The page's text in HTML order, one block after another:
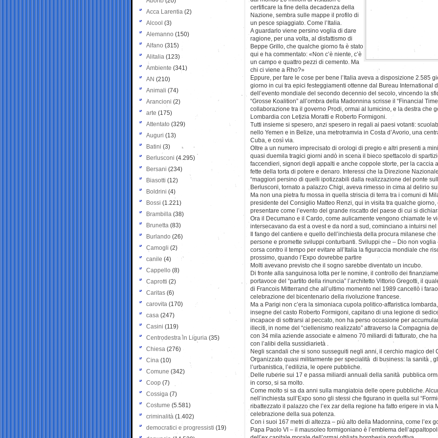
certificare la fine della decadenza della
Nazione, sembra sulle mappe il profilo di
un pesce spiaggiato. Come l’Italia.
A guardarlo viene persino voglia di dare
ragione, per una volta, al disfattismo di
Beppe Grillo, che qualche giorno fa è stato
qui e ha commentato: «Non c’è niente, c’è
un campo e quattro pezzi di cemento. Ma
chi ci viene a Rho?»
Eppure, per fare le cose per bene l’Italia aveva a disposizione 2.585
giorno in cui tra epici festeggiamenti ottenne dal Bureau International
dell’evento mondiale del secondo decennio del secolo, vincendo la
“Grosse Koalition” all’ombra della Madonnina scrisse il “Financial
collaborazione tra il governo Prodi, ormai al lumicino, e la destra che
Lombardia con Letizia Moratti e Roberto Formigoni.
Tutti insieme si spesero, anzi spesero in regali ai paesi votanti:
nello Yemen e in Belize, una metrotramvia in Costa d’Avorio, una
Cuba, e così via.
Oltre a un numero imprecisato di orologi di pregio e altri presenti a
quasi duemila tragici giorni andò in scena il bieco spettacolo di
faccendieri, signori degli appalti e anche coppole storte, per la caccia
fette della torta di potere e denaro. Interessi che la Direzione
“maggiori persino di quelli ipotizzabili dalla realizzazione del ponte
Berlusconi, tornato a palazzo Chigi, aveva rimesso in cima al delirio
Ma non una pietra fu mossa in quella striscia di terra tra i comuni di
presidente del Consiglio Matteo Renzi, qui in visita tra qualche
presentare come l’evento del grande riscatto del paese di cui si
Ora il Decumano e il Cardo, come aulicamente vengono chiamate le
intersecavano da est a ovest e da nord a sud, cominciano a intuirsi nel
Il fango del cantiere e quello dell’inchiesta della procura milanese
persone e promette sviluppi conturbanti. Sviluppi che – Dio non
corsa contro il tempo per evitare all’Italia la figuraccia mondiale che
prossimo, quando l’Expo dovrebbe partire
Molti avevano previsto che il sogno sarebbe diventato un incubo.
Di fronte alla sanguinosa lotta per le nomine, il controllo dei
portavoce del “partito della rinuncia” l’architetto Vittorio Gregotti, il
di Francois Mitterrand che all’ultimo momento nel 1989 cancellò i
celebrazione del bicentenario della rivoluzione francese.
Ma a Parigi non c’era la simoniaca cupola politico-affaristica
insegne del casto Roberto Formigoni, capitano di una legione di
incapace di sottrarsi al peccato, non ha perso occasione per
illeciti, in nome del “ciellenismo realizzato” attraverso la Compagnia
con 34 mila aziende associate e almeno 70 miliardi di fatturato, che
con l’alibi della sussidiarietà .
Negli scandali che si sono susseguiti negli anni, il cerchio magico del
Organizzato quasi militarmente per specialità di business: la sanità ,
l’urbanistica, l’edilizia, le opere pubbliche.
Delle ruberie sui 17 e passa miliardi annuali della sanità pubblica
in corso, si sa molto.
Come molto si sa da anni sulla mangiatoia delle opere pubbliche.
nell’inchiesta sull’Expo sono gli stessi che figurano in quella sul
ribattezzato il palazzo che l’ex zar della regione ha fatto erigere in via
celebrazione della sua potenza.
Con i suoi 167 metri di altezza – più alto della Madonnina, come l’ex
Papa Paolo VI – il mausoleo formigoniano è l’emblema
Acca Larentia (2)
Alcool (3)
Alemanno (150)
Alfano (315)
Alitalia (123)
Ambiente (341)
AN (210)
Animali (74)
Arancioni (2)
arte (175)
Attentato (329)
Auguri (13)
Batini (3)
Berlusconi (4.295)
Bersani (234)
Biasotti (12)
Boldrini (4)
Bossi (1.221)
Brambilla (38)
Brunetta (83)
Burlando (26)
Camogli (2)
canile (4)
Cappello (8)
Caprotti (2)
Caritas (6)
carovita (170)
casa (247)
Casini (119)
Centrodestra in Liguria (35)
Chiesa (276)
Cina (10)
Comune (342)
Coop (7)
Cossiga (7)
Costume (5.581)
criminalità (1.402)
democratici e progressisti (19)